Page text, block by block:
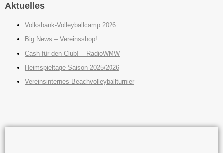
Aktuelles
Volksbank-Volleyballcamp 2026
Big News – Vereinsshop!
Cash für den Club! – RadioWMW
Heimspieltage Saison 2025/2026
Vereinsinternes Beachvolleyballturnier